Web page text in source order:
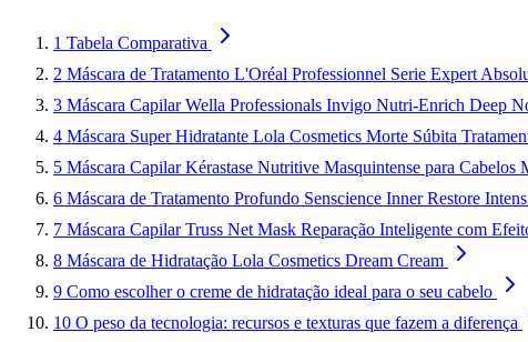
1 Tabela Comparativa
2 Máscara de Tratamento L'Oréal Professionnel Serie Expert
3 Máscara Capilar Wella Professionals Invigo Nutri-Enrich Deep
4 Máscara Super Hidratante Lola Cosmetics Morte Súbita
5 Máscara Capilar Kérastase Nutritive Masquintense para Cabelos
6 Máscara de Tratamento Profundo Senscience Inner Restore
7 Máscara Capilar Truss Net Mask Reparação Inteligente com
8 Máscara de Hidratação Lola Cosmetics Dream Cream
9 Como escolher o creme de hidratação ideal para o seu cabelo
10 O peso da tecnologia: recursos e texturas que fazem a diferença